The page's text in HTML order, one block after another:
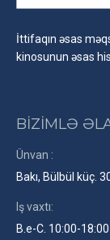
İttifaqın əsas
kinosunun əsas
BİZİMLƏ
Ünvan :
Bakı, Bülbül küç.
Iş vaxtı:
B.e-C. 10:00-18:00